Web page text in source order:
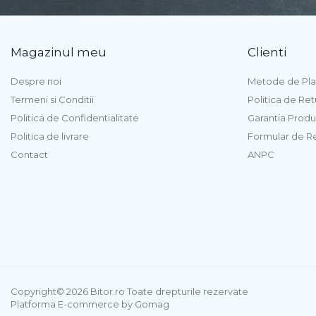
Accesorii componente - altele
Accesorii Stocare
Unități optice
Blu-Ray, CD/DVD & Floppy Drives
Periferice & Accesorii
Mouse wireless
Magazinul meu
Despre noi
Termeni si Conditii
Politica de Confidentialitate
Politica de livrare
Contact
Clienti
Metode de
Politica de
Garantia
Formular de
ANPC
Copyright© 2026 Bitor.ro Toate drepturile rezervate
Platforma E-commerce by Gomag